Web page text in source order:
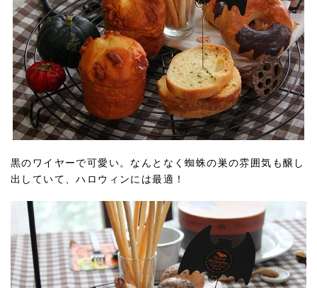
黒のワイヤーで可愛い。なんとなく蜘蛛の巣の雰囲気も醸し
出していて、ハロウィンには最適！